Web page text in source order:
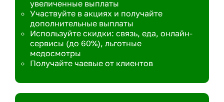
увеличенные выплаты
Участвуйте в акциях и получайте
дополнительные выплаты
Используйте скидки: связь, еда, онлайн-
сервисы (до 60%), льготные
медосмотры
Получайте чаевые от клиентов